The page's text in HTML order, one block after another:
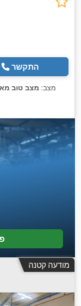
התקשר
מצב: מצב טוב
מודעה קטנה